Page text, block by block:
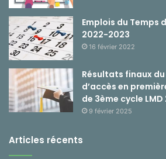
Emplois du Temps
2022-2023
16 février 2022
Résultats finaux
d’accès en
de 3ème cycle
9 février 2025
Articles récents